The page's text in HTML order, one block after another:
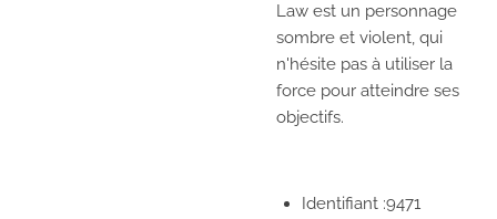
Law est un personnage
sombre et violent, qui
n'hésite pas à utiliser la
force pour atteindre ses
objectifs.
Identifiant :9471